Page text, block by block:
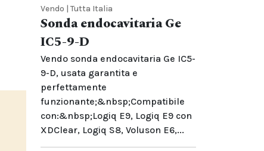
Vendo | Tutta Italia
Sonda endocavitaria Ge
IC5-9-D
Vendo sonda endocavitaria Ge IC5-
9-D, usata garantita e
perfettamente
funzionante;&nbsp;Compatibile
con:&nbsp;Logiq E9, Logiq E9 con
XDClear, Logiq S8, Voluson E6,...